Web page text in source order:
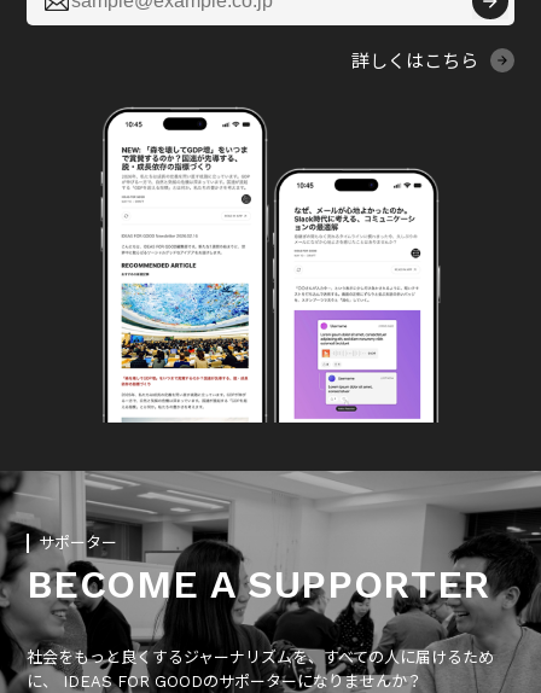
詳しくはこちら
サポーター
BECOME A SUPPORTER
社会をもっと良くするジャーナリズムを、すべての人に届けるため
に、 IDEAS FOR GOODのサポーターになりませんか？